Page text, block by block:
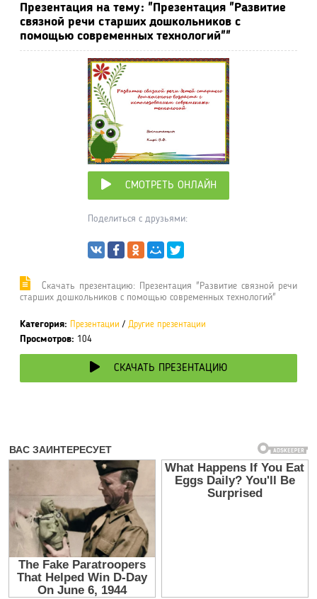
Презентация на тему: "Презентация "Развитие
связной речи старших дошкольников с
помощью современных технологий""
СМОТРЕТЬ ОНЛАЙН
Поделиться с друзьями:
Cкачать презентацию: Презентация "Развитие связной речи
старших дошкольников с помощью современных технологий"
Категория: Презентации / Другие презентации
Просмотров: 104
СКАЧАТЬ ПРЕЗЕНТАЦИЮ